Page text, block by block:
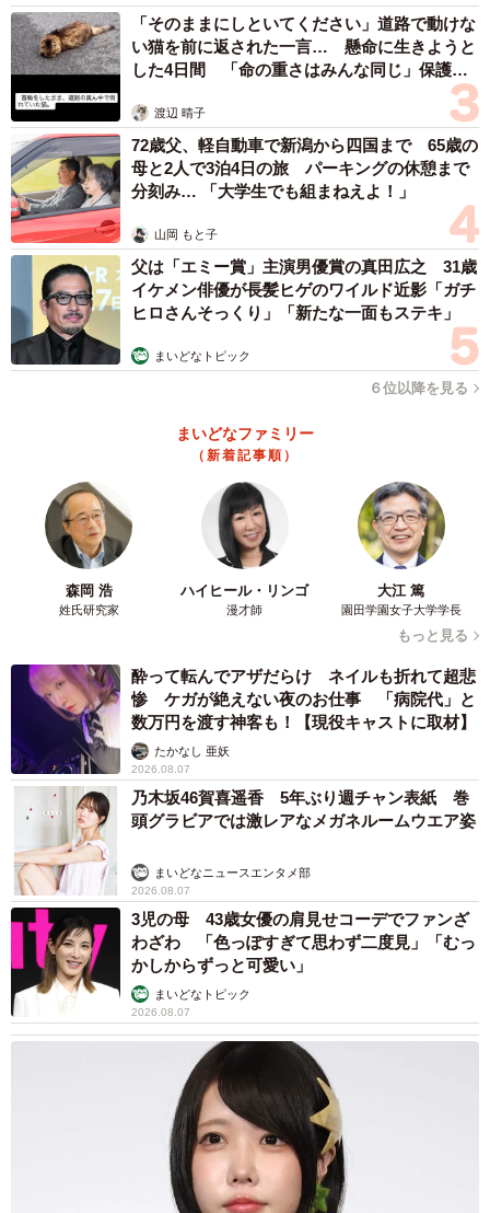
「そのままにしといてください」道路で動けな
い猫を前に返された一言… 懸命に生きようと
した4日間 「命の重さはみんな同じ」保護団
渡辺 晴子
72歳父、軽自動車で新潟から四国まで 65歳の
母と2人で3泊4日の旅 パーキングの休憩まで
分刻み… 「大学生でも組まねえよ！」
山岡 もと子
父は「エミー賞」主演男優賞の真田広之 31歳
イケメン俳優が長髪ヒゲのワイルド近影「ガチ
ヒロさんそっくり」「新たな一面もステキ」
まいどなトピック
６位以降を見る
まいどなファミリー
（新着記事順）
森岡 浩
姓氏研究家
ハイヒール・リンゴ
漫才師
大江 篤
園田学園女子大学学長
もっと見る
酔って転んでアザだらけ ネイルも折れて超悲
惨 ケガが絶えない夜のお仕事 「病院代」と
数万円を渡す神客も！【現役キャストに取材】
たかなし 亜妖
2026.08.07
乃木坂46賀喜遥香 5年ぶり週チャン表紙 巻
頭グラビアでは激レアなメガネルームウエア姿
まいどなニュースエンタメ部
2026.08.07
3児の母 43歳女優の肩見せコーデでファンざ
わざわ 「色っぽすぎて思わず二度見」「むっ
かしからずっと可愛い」
まいどなトピック
2026.08.07